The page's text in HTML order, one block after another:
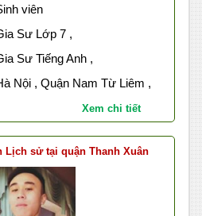
viên
Sư Lớp 7 ,
Sư Tiếng Anh ,
Nội , Quận Nam Từ Liêm ,
Xem chi tiết
sử tại quận Thanh Xuân